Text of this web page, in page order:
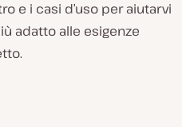
e i casi d’uso per aiutarvi
adatto alle esigenze